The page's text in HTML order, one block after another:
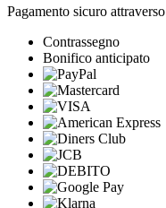
Pagamento sicuro attraverso
Contrassegno
Bonifico anticipato